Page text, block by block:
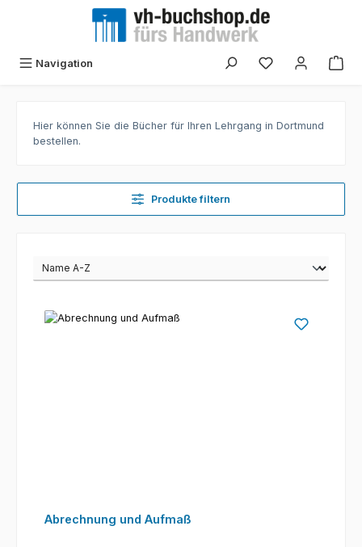
Zum Hauptinhalt springen
Navigation
Hier können Sie die Bücher für Ihren Lehrgang in Dortmund
bestellen.
Produkte filtern
Abrechnung und Aufmaß